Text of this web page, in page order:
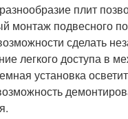
плит
монтаж подвесного
сделать
легкого доступа в
установка